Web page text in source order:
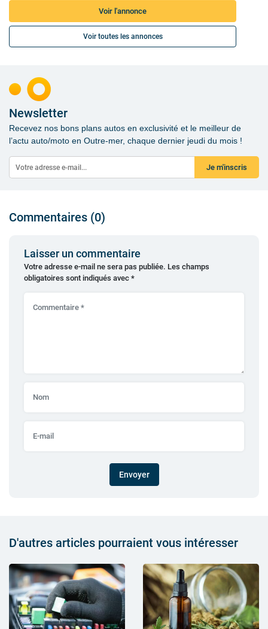
Voir l'annonce
Voir toutes les annonces
Newsletter
Recevez nos bons plans autos en exclusivité et le meilleur de
l’actu auto/moto en Outre-mer, chaque dernier jeudi du mois !
Je m'inscris
Commentaires (0)
Laisser un commentaire
Votre adresse e-mail ne sera pas publiée. Les champs
obligatoires sont indiqués avec *
Envoyer
D'autres articles pourraient vous intéresser